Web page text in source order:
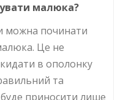
малюка?
можна починати
Це не
в ополонку
та
приносити лише